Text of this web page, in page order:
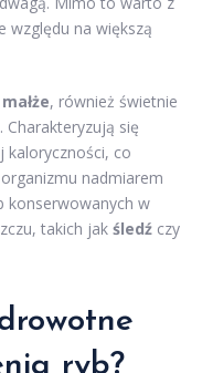
względu na większą
małże, również świetnie
Charakteryzują się
kaloryczności, co
nadmiarem
konserwowanych w
takich jak śledź czy